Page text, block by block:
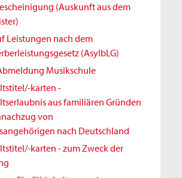
(Auskunft aus dem
Leistungen nach dem
(AsylbLG)
Musikschule
karten -
aus familiären Gründen
von
nach Deutschland
karten - zum Zweck der